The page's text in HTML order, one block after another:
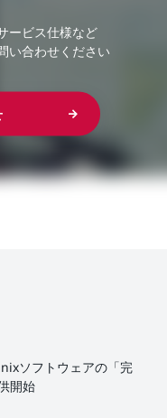
ービス仕様など
い合わせください
ソフトウェアの「完
開始